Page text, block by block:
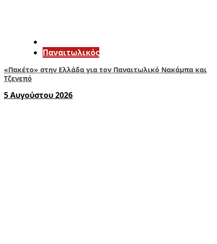
Παναιτωλικός
«Πακέτο» στην Ελλάδα για τον Παναιτωλικό Νακάμπα και
Τζενεπό
5 Αυγούστου 2026